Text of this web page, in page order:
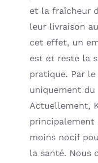
et la fraîcheur
leur livraison
cet effet, un
est et reste la
pratique. Par
uniquement du
Actuellement,
principalement
moins nocif
la santé. Nous